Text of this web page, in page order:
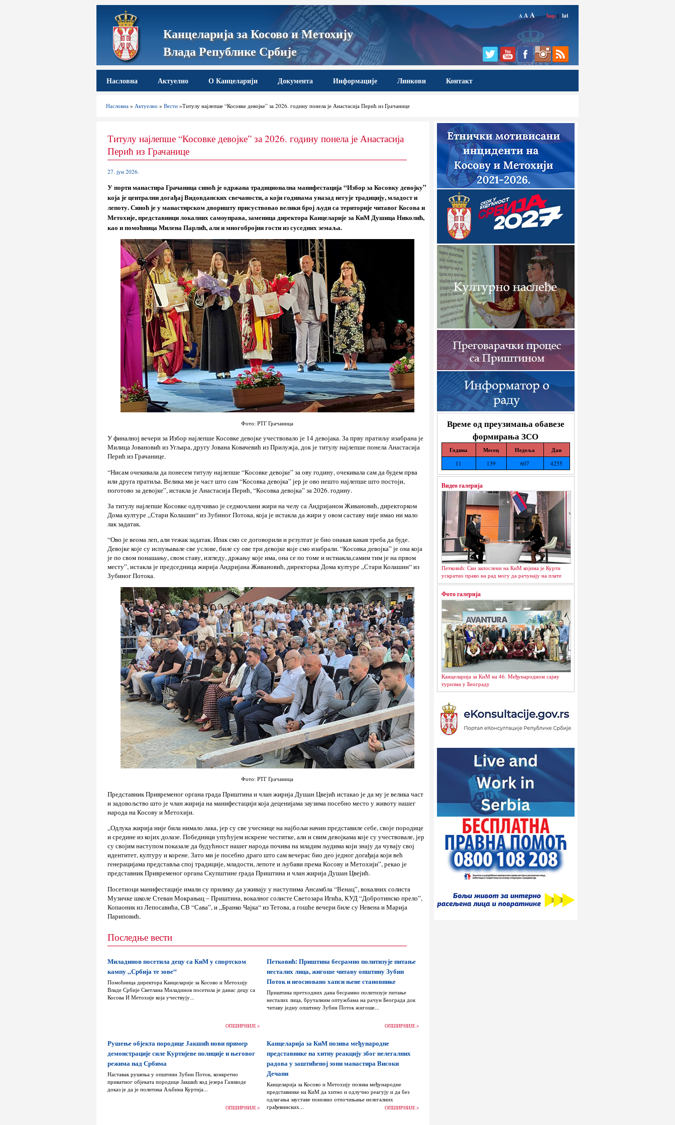
Канцеларија за Косово и Метохију
Влада Републике Србије
A AA ћир | lat
Насловна Актуелно О Канцеларији Документа Информације Линкови Контакт
Насловна »Актуелно »Вести »Титулу најлепше “Косовке девојке” за 2026. годину понела је Анастасија Перић из Грачанице
Време од преузимања обавезе
формирања ЗСО
Година Месец Недеља Дан
11 139 607 4255
Видео галерија
Петковић: Сви запослени на КиМ којима је Курти
ускратио право на рад могу да рачунају на плате
Фото галерија
Канцеларија за КиМ на 46. Међународном сајму
туризма у Београду
Титулу најлепше “Косовке девојке” за 2026. годину понела је Анастасија
Перић из Грачанице
27. јун 2026.
У порти манастира Грачаница синоћ је одржана традиционална манифестација “Избор за Косовку девојку”
која је централни догађај Видовданских свечаности, а који годинама уназад негује традицију, младост и
лепоту. Синоћ је у манастирском дворишту присуствовао велики број људи са територије читавог Косова и
Метохије, представници локалних самоуправа, заменица директора Канцеларије за КиМ Душица Николић,
као и помоћница Милена Парлић, али и многобројни гости из суседних земаља.
Фото: РТГ Грачаница
У финалној вечери за Избор најлепше Косовке девојке учествовало је 14 девојака. За прву пратиљу изабрана је
Милица Јовановић из Угљара, другу Јована Ковачевић из Прилужја, док је титулу најлепше понела Анастасија
Перић из Грачанице.
“Нисам очекивала да понесем титулу најлепше “Косовке девојке” за ову годину, очекивала сам да будем прва
или друга пратиља. Велика ми је част што сам “Косовка девојка” јер је ово нешто најлепше што постоји,
поготово за девојке”, истакла је Анастасија Перић, “Косовка девојка” за 2026. годину.
За титулу најлепше Косовке одлучивао је седмочлани жири на челу са Андријаном Живановић, директорком
Дома културе „Стари Колашин“ из Зубиног Потока, која је истакла да жири у овом саставу није имао ни мало
лак задатак.
“Ово је веома леп, али тежак задатак. Ипак смо се договорили и резултат је био онакав какав треба да буде.
Девојке које су испуњавале све услове, биле су ове три девојке које смо изабрали. “Косовка девојка” је она која
је по свом понашању, свом ставу, изгледу, држању које има, она се по томе и истиакла,самим тим је на првом
месту”, истакла је председница жирија Андријана Живановић, директорка Дома културе „Стари Колашин“ из
Зубиног Потока.
Фото: РТГ Грачаница
Представник Привременог органа града Приштина и члан жирија Душан Цвејић истакао је да му је велика част
и задовољство што је члан жирија на манифестацији која деценијама заузима посебно место у животу нашег
народа на Косову и Метохији.
„Одлука жирија није била нимало лака, јер су све учеснице на најбољи начин представиле себе, своје породице
и средине из којих долазе. Победници упућујем искрене честитке, али и свим девојкама које су учествовале, јер
су својим наступом показале да будућност нашег народа почива на младим људима који знају да чувају свој
идентитет, културу и корене. Зато ми је посебно драго што сам вечерас био део једног догађаја који већ
генерацијама представља спој традиције, младости, лепоте и љубави према Косову и Метохији”, рекао је
представник Привременог органа Скупштине града Приштина и члан жирија Душан Цвејић.
Посетиоци манифестације имали су прилику да уживају у наступима Ансамбла “Венац”, вокалних солиста
Музичке школе Стеван Мокрањац – Приштина, вокалног солисте Светозара Игића, КУД “Добротинско прело”,
Копаоник из Лепосавића, СВ “Сава”, и „Бранко Чајка“ из Тетова, а гошће вечери биле су Невена и Марија
Париповић.
Последње вести
Миладинов посетила децу са КиМ у спортском
кампу „Србија те зове“
Помоћница директора Канцеларије за Косово и Метохију
Владе Србије Светлана Миладинов посетила је данас децу са
Косова И Метохије која учествују...
ОПШИРНИЈЕ >
Петковић: Приштина бесрамно политизује питање
несталих лица, жигоше читаву општину Зубин
Поток и неосновано хапси њене становнике
Приштина претходних дана бесрамно политизује питање
несталих лица, бруталним оптужбама на рачун Београда док
читаву једну општину Зубин Поток жигоше...
ОПШИРНИЈЕ >
Рушење објекта породице Јакшић нови пример
демонстрације силе Куртијеве полиције и његовог
режима над Србима
Наставак рушења у општини Зубин Поток, конкретно
приватног објеката породице Јакшић код језера Газиводе
доказ је да је политика Аљбина Куртија...
ОПШИРНИЈЕ >
Канцеларија за КиМ позива међународне
представнике на хитну реакцију због нелегалних
радова у заштићеној зони манастира Високи
Дечани
Канцеларија за Косово и Метохију позива међународне
представнике на КиМ да хитно и одлучно реагују и да без
одлагања зауставе поновно отпочињање нелегалних
грађевинских...
ОПШИРНИЈЕ >